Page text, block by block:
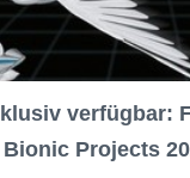
verfügbar:
Projects